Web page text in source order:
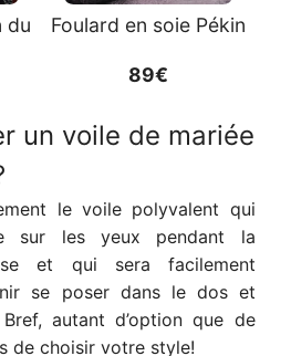
du
Foulard en soie Pékin
89€
un voile de mariée
le voile polyvalent qui
sur les yeux pendant la
et qui sera facilement
se poser dans le dos et
autant d’option que de
de choisir votre style!